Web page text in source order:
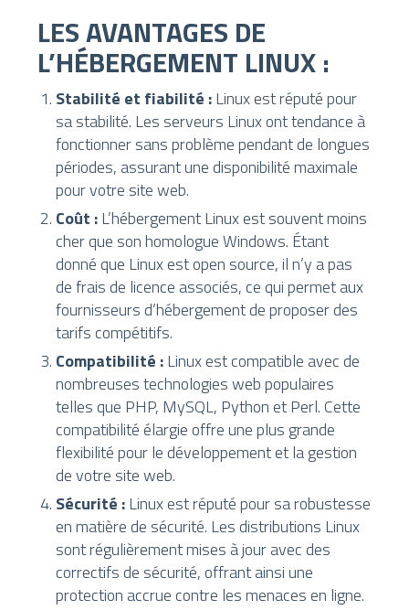
LES AVANTAGES DE
L’HÉBERGEMENT LINUX :
Stabilité et fiabilité :Linux est réputé pour
sa stabilité. Les serveurs Linux ont tendance à
fonctionner sans problème pendant de longues
périodes, assurant une disponibilité maximale
pour votre site web.
Coût :L’hébergement Linux est souvent moins
cher que son homologue Windows. Étant
donné que Linux est open source, il n’y a pas
de frais de licence associés, ce qui permet aux
fournisseurs d’hébergement de proposer des
tarifs compétitifs.
Compatibilité :Linux est compatible avec de
nombreuses technologies web populaires
telles que PHP, MySQL, Python et Perl. Cette
compatibilité élargie offre une plus grande
flexibilité pour le développement et la gestion
de votre site web.
Sécurité :Linux est réputé pour sa robustesse
en matière de sécurité. Les distributions Linux
sont régulièrement mises à jour avec des
correctifs de sécurité, offrant ainsi une
protection accrue contre les menaces en ligne.